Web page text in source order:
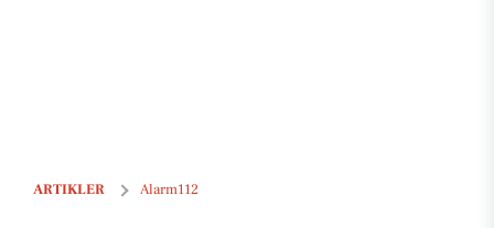
ARTIKLER Alarm112
40-årig dømt for hvidvask af mere end 70 millioner kroner